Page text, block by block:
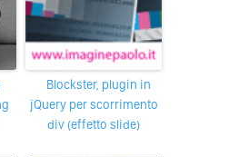
Blockster, plugin in
jQuery per scorrimento
div (effetto slide)